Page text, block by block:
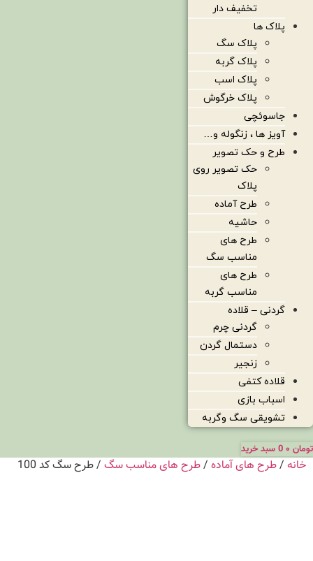
تخفیف دار
پلاک ها
پلاک سگ
پلاک گربه
پلاک اسب
پلاک خرگوش
جاسوئچی
آویز ها ، زنگوله و…
طرح و حک تصویر
حک تصویر روی
پلاک
طرح آماده
حاشیه
طرح های
مناسب سگ
طرح های
مناسب گربه
گردنی – قلاده
گردنی چرم
دستمال گردن
زنجیر
قلاده کتفی
اسباب بازی
تشویقی سگ وگربه
تومان 0 سبد خرید
خانه /طرح های آماده /طرح های مناسب سگ / طرح سگ کد 100